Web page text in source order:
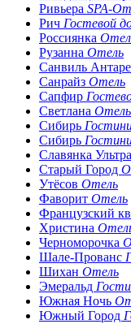
Ривьера SPA-
Рич Гостевой
Россиянка
Рузанна Отель
Санвиль
Санрайз Отель
Сапфир
Светлана Отель
Сибирь
Сибирь
Славянка
Старый Город
Утёсов Отель
Фаворит Отель
Французский
Христина
Черноморочка
Шале-Прованс
Шихан Отель
Эмеральд
Южная Ночь
Южный Город